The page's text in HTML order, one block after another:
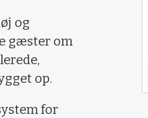
og
gæster om
op.
for